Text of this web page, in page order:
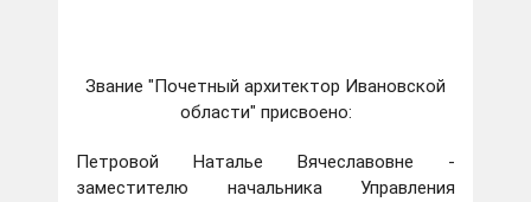
Звание "Почетный архитектор Ивановской
области" присвоено:
Петровой Наталье Вячеславовне -
заместителю начальника Управления